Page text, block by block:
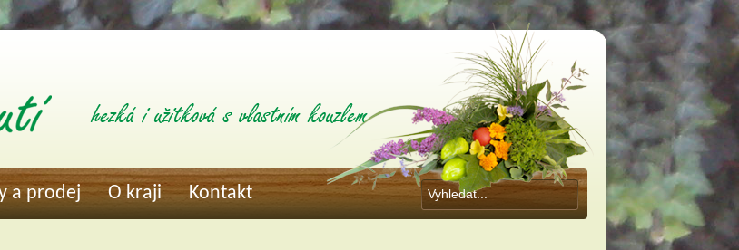
a prodej O kraji Kontakt